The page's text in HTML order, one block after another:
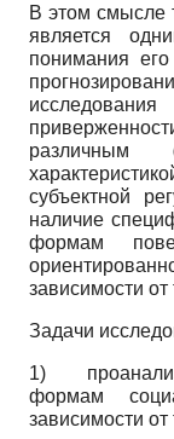
В этом смысле
является
понимания
субъектной
наличие
формам
зависимости от
Задачи
1)
формам
зависимости от